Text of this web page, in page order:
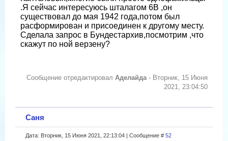
.Я сейчас интересуюсь шталагом 6B ,он
существовал до мая 1942 года,потом был
расформирован и присоединен к другому месту.
Сделала запрос в Бундестархив,посмотрим ,что
скажут по ной верзену?
Сообщение отредактировал Аделайда - Вторник, 15 Июня
2021, 23:04:50
Саня
Дата: Вторник, 15 Июня 2021, 22:13:04 | Сообщение # 52